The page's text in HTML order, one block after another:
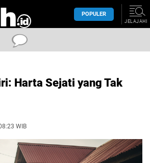
POPULER
JELAJAHI
Harta Sejati yang Tak
WIB